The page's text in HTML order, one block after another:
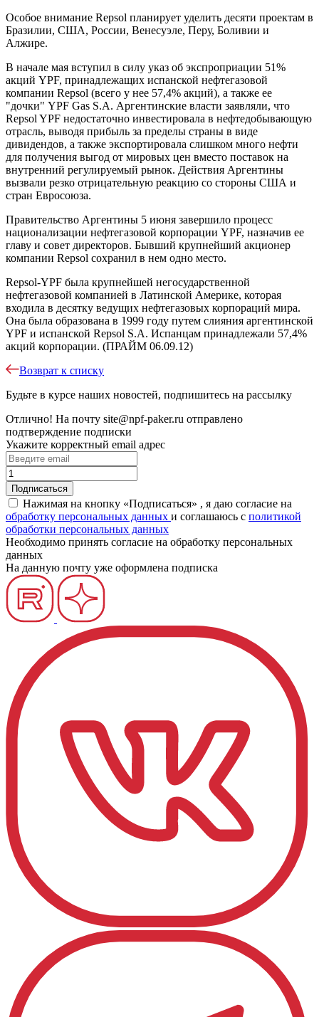
Особое внимание Repsol планирует уделить десяти проектам в
Бразилии, США, России, Венесуэле, Перу, Боливии и
Алжире.
В начале мая вступил в силу указ об экспроприации 51%
акций YPF, принадлежащих испанской нефтегазовой
компании Repsol (всего у нее 57,4% акций), а также ее
"дочки" YPF Gas S.A. Аргентинские власти заявляли, что
Repsol YPF недостаточно инвестировала в нефтедобывающую
отрасль, выводя прибыль за пределы страны в виде
дивидендов, а также экспортировала слишком много нефти
для получения выгод от мировых цен вместо поставок на
внутренний регулируемый рынок. Действия Аргентины
вызвали резко отрицательную реакцию со стороны США и
стран Евросоюза.
Правительство Аргентины 5 июня завершило процесс
национализации нефтегазовой корпорации YPF, назначив ее
главу и совет директоров. Бывший крупнейший акционер
компании Repsol сохранил в нем одно место.
Repsol-YPF была крупнейшей негосударственной
нефтегазовой компанией в Латинской Америке, которая
входила в десятку ведущих нефтегазовых корпораций мира.
Она была образована в 1999 году путем слияния аргентинской
YPF и испанской Repsol S.A. Испанцам принадлежали 57,4%
акций корпорации. (ПРАЙМ 06.09.12)
Возврат к списку
Будьте в курсе наших новостей, подпишитесь на рассылку
Отлично! На почту site@npf-paker.ru отправлено
подтверждение подписки
Укажите корректный email адрес
Нажимая на кнопку «Подписаться» , я даю согласие на
обработку персональных данных и соглашаюсь c политикой
обработки персональных данных
Необходимо принять согласие на обработку персональных
данных
На данную почту уже оформлена подписка